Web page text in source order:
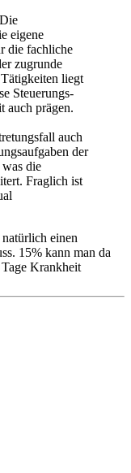
Die
eigene
die fachliche
zugrunde
liegt
Steuerungs-
auch prägen.
auch
der
die
Fraglich ist
einen
15% kann man da
Krankheit